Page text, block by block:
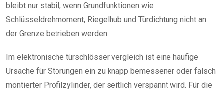
bleibt nur stabil, wenn Grundfunktionen wie
Schlüsseldrehmoment, Riegelhub und Türdichtung nicht an
der Grenze betrieben werden.
Im elektronische türschlösser vergleich ist eine häufige
Ursache für Störungen ein zu knapp bemessener oder falsch
montierter Profilzylinder, der seitlich verspannt wird. Für die